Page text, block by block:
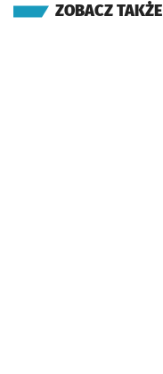
ZOBACZ TAKŻE